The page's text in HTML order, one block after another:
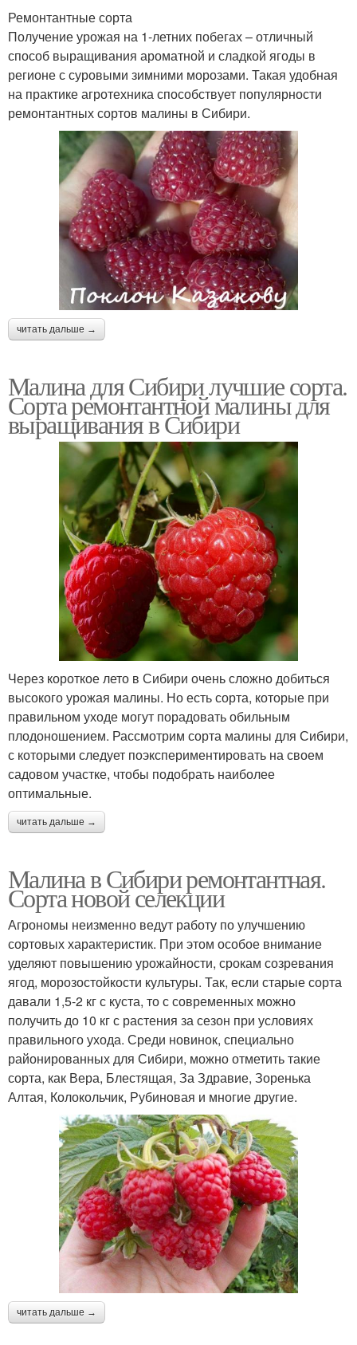
Ремонтантные сорта
Получение урожая на 1-летних побегах – отличный
способ выращивания ароматной и сладкой ягоды в
регионе с суровыми зимними морозами. Такая удобная
на практике агротехника способствует популярности
ремонтантных сортов малины в Сибири.
читать дальше →
Малина для Сибири лучшие сорта.
Сорта ремонтантной малины для
выращивания в Сибири
Через короткое лето в Сибири очень сложно добиться
высокого урожая малины. Но есть сорта, которые при
правильном уходе могут порадовать обильным
плодоношением. Рассмотрим сорта малины для Сибири,
с которыми следует поэкспериментировать на своем
садовом участке, чтобы подобрать наиболее
оптимальные.
читать дальше →
Малина в Сибири ремонтантная.
Сорта новой селекции
Агрономы неизменно ведут работу по улучшению
сортовых характеристик. При этом особое внимание
уделяют повышению урожайности, срокам созревания
ягод, морозостойкости культуры. Так, если старые сорта
давали 1,5-2 кг с куста, то с современных можно
получить до 10 кг с растения за сезон при условиях
правильного ухода. Среди новинок, специально
районированных для Сибири, можно отметить такие
сорта, как Вера, Блестящая, За Здравие, Зоренька
Алтая, Колокольчик, Рубиновая и многие другие.
читать дальше →